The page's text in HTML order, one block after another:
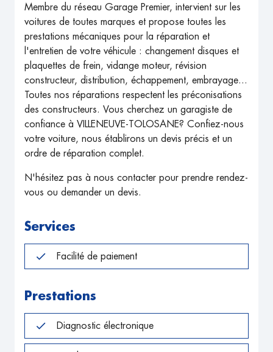
Membre du réseau Garage Premier, intervient sur les
voitures de toutes marques et propose toutes les
prestations mécaniques pour la réparation et
l'entretien de votre véhicule : changement disques et
plaquettes de frein, vidange moteur, révision
constructeur, distribution, échappement, embrayage...
Toutes nos réparations respectent les préconisations
des constructeurs. Vous cherchez un garagiste de
confiance à VILLENEUVE-TOLOSANE? Confiez-nous
votre voiture, nous établirons un devis précis et un
ordre de réparation complet.
N'hésitez pas à nous contacter pour prendre rendez-
vous ou demander un devis.
Services
Facilité de paiement
Prestations
Diagnostic électronique